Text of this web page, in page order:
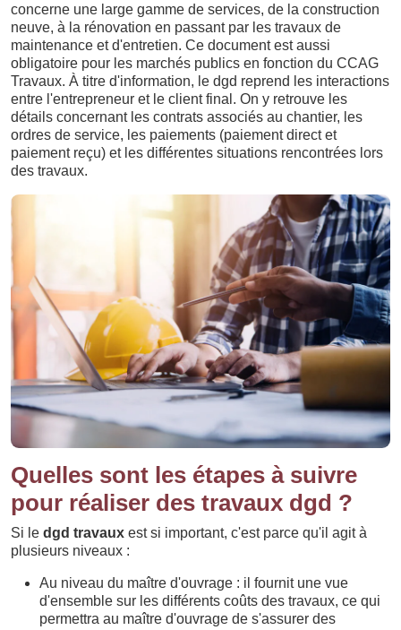
concerne une large gamme de services, de la construction
neuve, à la rénovation en passant par les travaux de
maintenance et d'entretien. Ce document est aussi
obligatoire pour les marchés publics en fonction du CCAG
Travaux. À titre d'information, le dgd reprend les interactions
entre l'entrepreneur et le client final. On y retrouve les
détails concernant les contrats associés au chantier, les
ordres de service, les paiements (paiement direct et
paiement reçu) et les différentes situations rencontrées lors
des travaux.
Quelles sont les étapes à suivre
pour réaliser des travaux dgd ?
Si le dgd travaux est si important, c'est parce qu'il agit à
plusieurs niveaux :
Au niveau du maître d'ouvrage : il fournit une vue
d'ensemble sur les différents coûts des travaux, ce qui
permettra au maître d'ouvrage de s'assurer des